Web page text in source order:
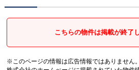
こちらの物件は掲載が終了
※このページの情報は広告情報ではありません